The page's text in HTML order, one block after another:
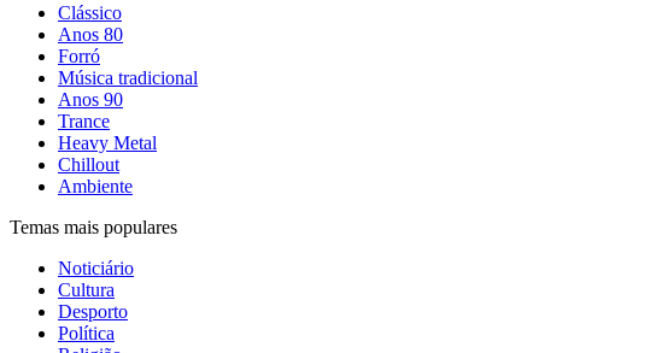
Clássico
Anos 80
Forró
Música tradicional
Anos 90
Trance
Heavy Metal
Chillout
Ambiente
Temas mais populares
Noticiário
Cultura
Desporto
Política